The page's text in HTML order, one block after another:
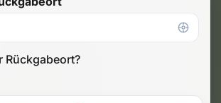
Rückgabeort?